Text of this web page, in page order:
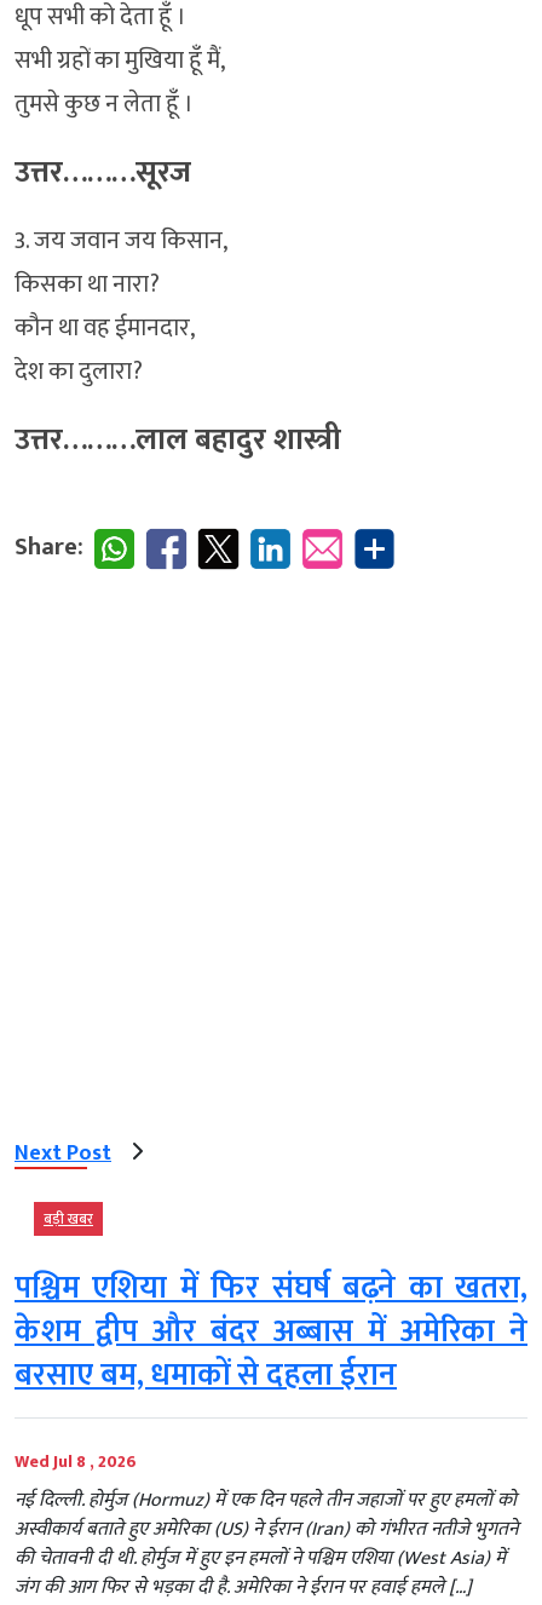
धूप सभी को देता हूँ ।
सभी ग्रहों का मुखिया हूँ मैं,
तुमसे कुछ न लेता हूँ ।
उत्तर………सूरज
3. जय जवान जय किसान,
किसका था नारा?
कौन था वह ईमानदार,
देश का दुलारा?
उत्तर………लाल बहादुर शास्त्री
Share:
Next Post
बड़ी खबर
पश्चिम एशिया में फिर संघर्ष बढ़ने का खतरा,
केशम द्वीप और बंदर अब्बास में अमेरिका ने
बरसाए बम, धमाकों से दहला ईरान
Wed Jul 8 , 2026
नई दिल्ली. होर्मुज (Hormuz) में एक दिन पहले तीन जहाजों पर हुए हमलों को
अस्वीकार्य बताते हुए अमेरिका (US) ने ईरान (Iran) को गंभीरत नतीजे भुगतने
की चेतावनी दी थी. होर्मुज में हुए इन हमलों ने पश्चिम एशिया (West Asia) में
जंग की आग फिर से भड़का दी है. अमेरिका ने ईरान पर हवाई हमले […]